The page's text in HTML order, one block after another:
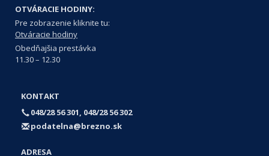
OTVÁRACIE HODINY:
Pre zobrazenie kliknite tu:
Otváracie hodiny
Obedňajšia prestávka
11.30 – 12.30
KONTAKT
048/28 56 301, 048/28 56 302
podatelna@brezno.sk
ADRESA